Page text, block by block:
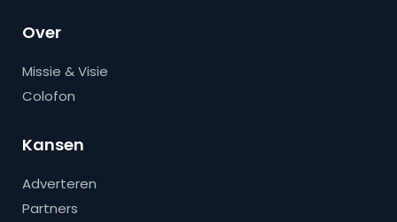
Over
Missie & Visie
Colofon
Kansen
Adverteren
Partners